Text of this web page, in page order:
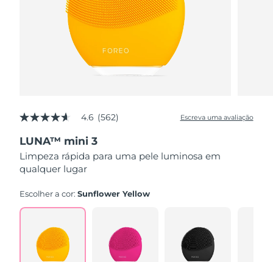
4.6
5
estrelas,
valor
médio
avaliação.
Read
562
abre
mesma
4.6 (562) Escreva uma avaliação
LUNA™ mini 3
Limpeza rápida para uma pele luminosa em
qualquer lugar
Escolher a cor:Sunflower Yellow